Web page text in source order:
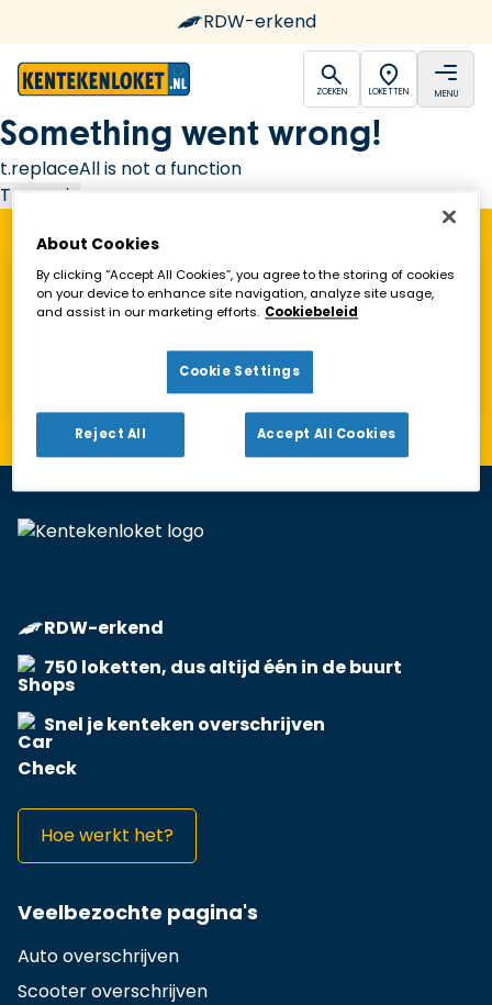
RDW-erkend
open
ZOEKEN LOKETTEN MENU
Something went wrong!
t.replaceAll is not a function
Try again
Vind een Kentekenloket in de buurt!
Toon alleen geopende loketten
RDW-erkend
750 loketten, dus altijd één in de buurt
Snel je kenteken overschrijven
Hoe werkt het?
Veelbezochte pagina's
Auto overschrijven
Scooter overschrijven
About Cookies
By clicking “Accept All Cookies”, you agree to the storing of cookies
on your device to enhance site navigation, analyze site usage,
and assist in our marketing efforts. Cookiebeleid
Cookie Settings
Reject All Accept All Cookies